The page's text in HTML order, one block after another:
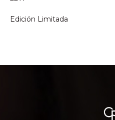
Edición Limitada